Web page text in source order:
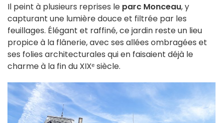
Il peint à plusieurs reprises le parc Monceau, y
capturant une lumière douce et filtrée par les
feuillages. Élégant et raffiné, ce jardin reste un lieu
propice à la flânerie, avec ses allées ombragées et
ses folies architecturales qui en faisaient déjà le
charme à la fin du XIXᵉ siècle.